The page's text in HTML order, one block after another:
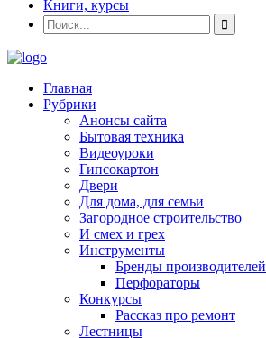
Книги, курсы
Главная
Рубрики
Анонсы сайта
Бытовая техника
Видеоуроки
Гипсокартон
Двери
Для дома, для семьи
Загородное строительство
И смех и грех
Инструменты
Бренды производителей
Перфораторы
Конкурсы
Рассказ про ремонт
Лестницы